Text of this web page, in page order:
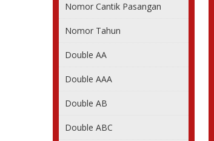
Nomor Cantik Pasangan
Nomor Tahun
Double AA
Double AAA
Double AB
Double ABC